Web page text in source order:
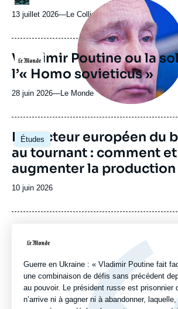
émission
Spotify
13 juillet 2026—Nom
journal,
revue
ou
émission
Le Collimateur
Logo
principale
médiatique
Vladimir Poutine ou la
l’« Homo sovieticus »
28 juin 2026—Nom
journal,
ou
émission
Le Monde
Études
Image
principale
Le secteur européen du
au tournant : comment
augmenter la production
Date
publication
10 juin 2026
Logo
Guerre en Ukraine : « Vladimir Poutine fait
une combinaison de défis sans précédent
au pouvoir. Le président russe est prisonnier
n’arrive ni à gagner ni à abandonner,